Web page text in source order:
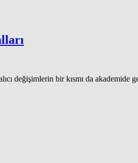
değişimlerin bir kısmı da akademide